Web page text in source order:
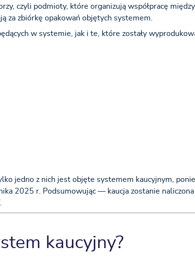
czyli podmioty, które organizują współpracę między
za zbiórkę opakowań objętych systemem.
w systemie, jak i te, które zostały
jedno z nich jest objęte systemem kaucyjnym,
2025 r. Podsumowując — kaucja zostanie
kaucyjny?